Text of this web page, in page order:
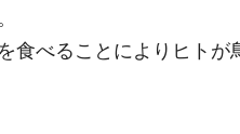
食べることによりヒトが